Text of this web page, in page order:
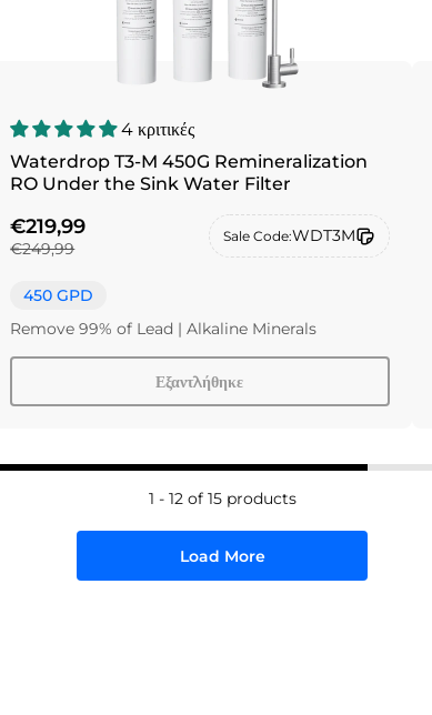
4 κριτικές
Waterdrop T3-M 450G Remineralization
RO Under the Sink Water Filter
€219,99
€249,99
Sale Code:WDT3M
450 GPD
Remove 99% of Lead | Alkaline Minerals
Εξαντλήθηκε
1 - 12 of 15 products
Load More